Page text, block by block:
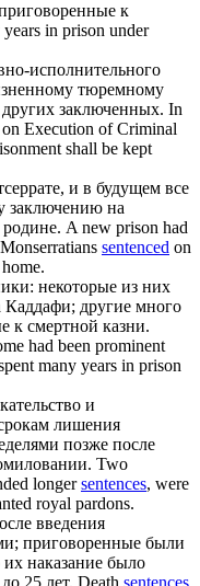
к
in prison under
исполнительного
тюремному
заключенных. In
Execution of Criminal
shall be kept
и в будущем все
заключению на
A new prison had
sentenced on
некоторые из них
другие много
к смертной казни.
had been prominent
many years in prison
и
лишения
позже после
Two
longersentences, were
royal pardons.
введения
приговоренные были
наказание было